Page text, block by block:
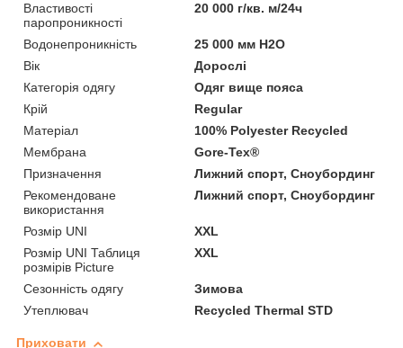
Властивості
паропроникності
20 000 г/кв. м/24ч
Водонепроникність
25 000 мм H2O
Вік
Дорослі
Категорія одягу
Одяг вище пояса
Крій
Regular
Матеріал
100% Polyester Recycled
Мембрана
Gore-Tex®
Призначення
Лижний спорт, Сноубординг
Рекомендоване
використання
Лижний спорт, Сноубординг
Розмір UNI
XXL
Розмір UNI Таблиця
розмірів Picture
XXL
Сезонність одягу
Зимова
Утеплювач
Recycled Thermal STD
Приховати